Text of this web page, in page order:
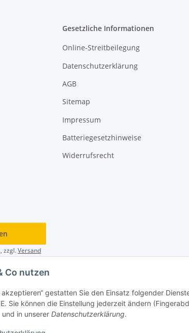
Co nutzen
gestatten Sie den Einsatz folgender
Sie können die Einstellung jederzeit ändern
und in unserer Datenschutzerklärung.
Gesetzliche Informationen
Online-Streitbeilegung
Datenschutzerklärung
AGB
Sitemap
Impressum
Batteriegesetzhinweise
Widerrufsrecht
zzgl.Versand